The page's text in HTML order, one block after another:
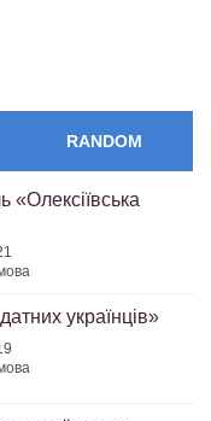
RANDOM
українців»